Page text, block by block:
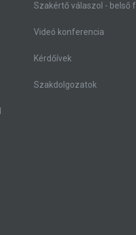
Szakértő válaszol - belső
Videó konferencia
Kérdőívek
Szakdolgozatok